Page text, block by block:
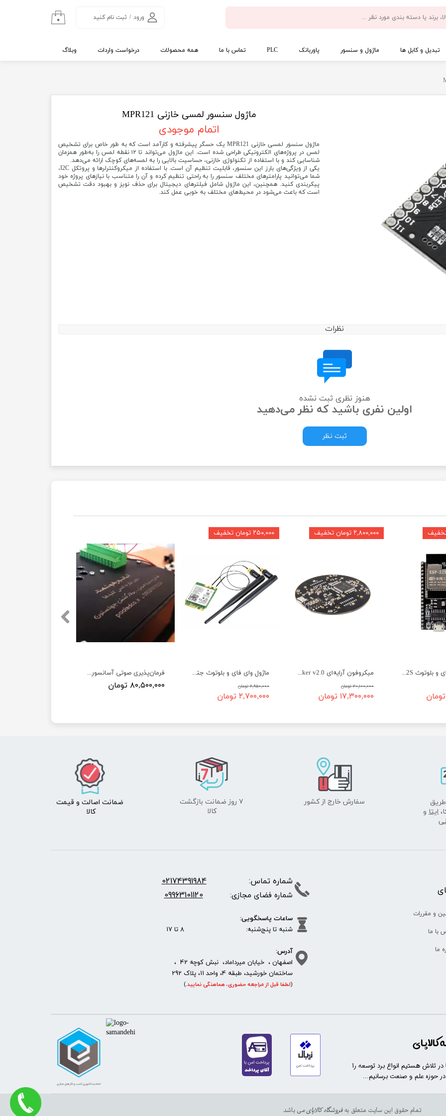
ورود / ثبت نام کنید
تغییر گذر واژه
کاربری
۰
تبدیل و کابل ها ماژول و سنسور پاوربانک PLC تماس با ما همه محصولات درخواست واردات وبلاگ
ماژول سنسور لمسی خازنی MPR121
اتمام موجودی
ماژول سنسور لمسی خازنی MPR121 یک حسگر پیشرفته و کارآمد است که به طور خاص برای تشخیص
لمس در پروژه‌های الکترونیکی طراحی شده است. این ماژول می‌تواند تا ۱۲ نقطه لمس را به‌طور همزمان
شناسایی کند و با استفاده از تکنولوژی خازنی، حساسیت بالایی را به لمسه‌های کوچک ارائه می‌دهد.
یکی از ویژگی‌های بارز این سنسور، قابلیت تنظیم آن است. با استفاده از میکروکنترلرها و پروتکل I2C،
شما می‌توانید پارامترهای مختلف سنسور را به راحتی تنظیم کرده و آن را متناسب با نیازهای پروژه خود
پیکربندی کنید. همچنین، این ماژول شامل فیلترهای دیجیتال برای حذف نویز و بهبود دقت تشخیص
است که باعث می‌شود در محیط‌های مختلف به خوبی عمل کند.
نظرات
هنوز نظری ثبت نشده
اولین نفری باشید که نظر می‌دهید
ثبت نظر
فرمان‌پذیری صوتی آسانسور بدون نیاز به لمس کلیدها جهت پیشگیری از بیماری‌ها و کمک به افراد توانخواه
۸۰,۵۰۰,۰۰۰ تومان
ماژول وای فای و بلوتوث جتسون نانو به همراه آنتن Wireless AC8265 WiFi and Bluetooth
۲,۹۵۰,۰۰۰ تومان
۲,۷۰۰,۰۰۰ تومان
۲۵۰,۰۰۰ تومان تخفیف
میکروفون آرایه‌ای ReSpeaker v2.0
۲۰,۱۰۰,۰۰۰ تومان
۱۷,۳۰۰,۰۰۰ تومان
۲,۸۰۰,۰۰۰ تومان تخفیف
ماژول وای فای و بلوتوث ESP32S (38 پین)
تمام حقوق این سایت متعلق بهفروشگاه کالاپای می باشد.
ایتا و
سفارش خارج از کشور
۷ روز ضمانت بازگشت
​​​​​​​کالا
ضمانت اصالت و قیمت​​​​​​​
کالا ​​​​​​​
و مقررات
با ما
ما
در تلاش هستیم انواع برد توسعه را
حوزه علم و صنعت برسانیم...
شماره تماس: 02174391984
شماره فضای مجازی: 09963101120
ساعات پاسخگویی:
شنبه تا پنج‌شنبه: 8 تا 17
آدرس:
اصفهان ، خیابان میرداماد، نبش کوچه 42 ،
ساختمان خورشید، طبقه 4، واحد 11، پلاک 292
(لطفا قبل از مراجعه حضوری، هماهنگی نمایید.
)